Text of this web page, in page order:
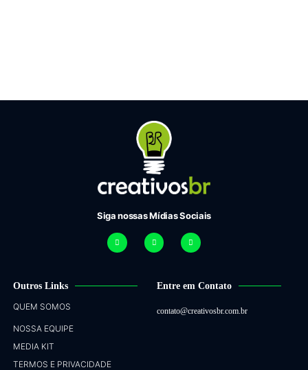
Siga nossas Mídias Sociais
Outros Links
QUEM SOMOS
NOSSA EQUIPE
MEDIA KIT
TERMOS E PRIVACIDADE
Entre em Contato
contato@creativosbr.com.br